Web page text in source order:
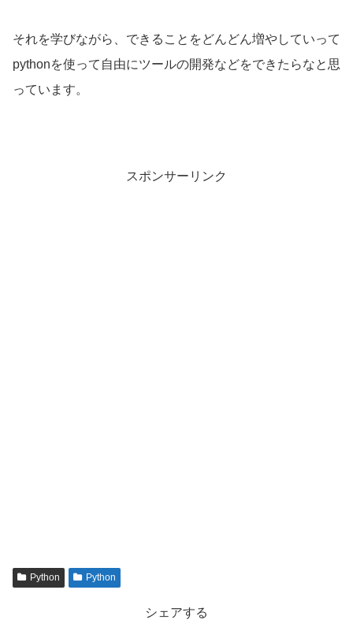
それを学びながら、できることをどんどん増やしていって
pythonを使って自由にツールの開発などをできたらなと思
っています。
スポンサーリンク
Python Python
シェアする